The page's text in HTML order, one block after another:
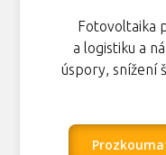
Fotovoltaika
a logistiku a
úspory, snížení